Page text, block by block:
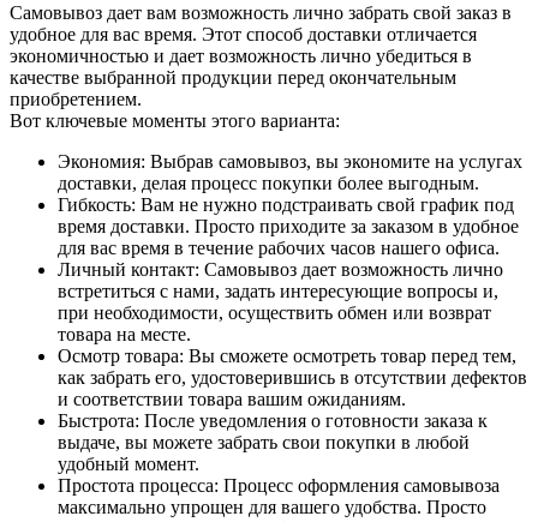
Самовывоз дает вам возможность лично забрать свой заказ в
удобное для вас время. Этот способ доставки отличается
экономичностью и дает возможность лично убедиться в
качестве выбранной продукции перед окончательным
приобретением.
Вот ключевые моменты этого варианта:
Экономия: Выбрав самовывоз, вы экономите на услугах
доставки, делая процесс покупки более выгодным.
Гибкость: Вам не нужно подстраивать свой график под
время доставки. Просто приходите за заказом в удобное
для вас время в течение рабочих часов нашего офиса.
Личный контакт: Самовывоз дает возможность лично
встретиться с нами, задать интересующие вопросы и,
при необходимости, осуществить обмен или возврат
товара на месте.
Осмотр товара: Вы сможете осмотреть товар перед тем,
как забрать его, удостоверившись в отсутствии дефектов
и соответствии товара вашим ожиданиям.
Быстрота: После уведомления о готовности заказа к
выдаче, вы можете забрать свои покупки в любой
удобный момент.
Простота процесса: Процесс оформления самовывоза
максимально упрощен для вашего удобства. Просто